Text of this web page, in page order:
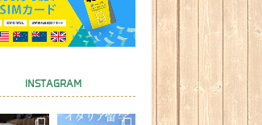
INSTAGRAM